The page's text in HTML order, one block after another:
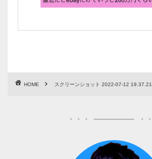
HOME スクリーンショット 2022-07-12 19.37.21